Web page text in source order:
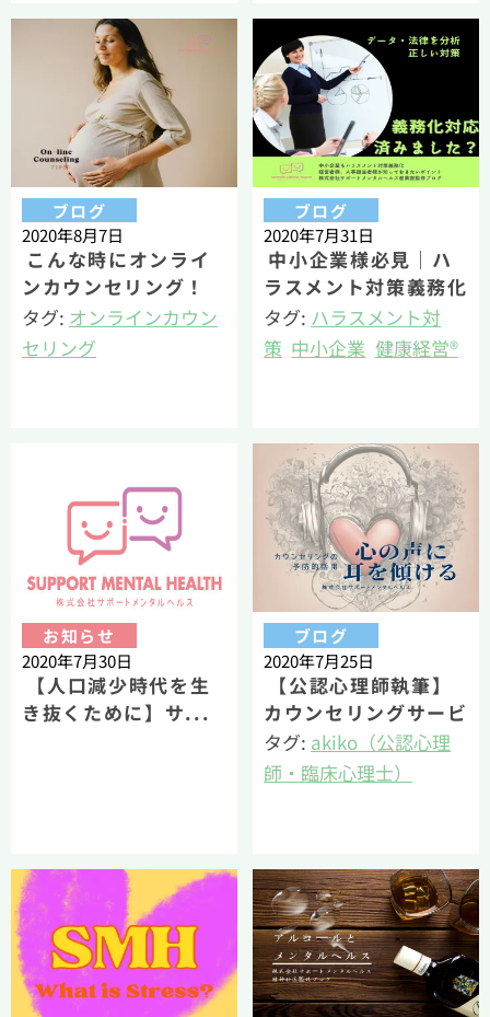
心理士）
ブログ
2020年8月7日
こんな時にオンライ
ンカウンセリング！
【妊娠・出産・子育て
中の方をサポート】
タグ: オンラインカウン
セリング
ブログ
2020年7月31日
中小企業様必見｜ハ
ラスメント対策義務化
に際し知っておきたい
こと
タグ: ハラスメント対
策 中小企業 健康経営®
お知らせ
2020年7月30日
【人口減少時代を生
き抜くために】サ...
ブログ
2020年7月25日
【公認心理師執筆】
カウンセリングサービ
スの予防的な活用
タグ: akiko（公認心理
師・臨床心理士）